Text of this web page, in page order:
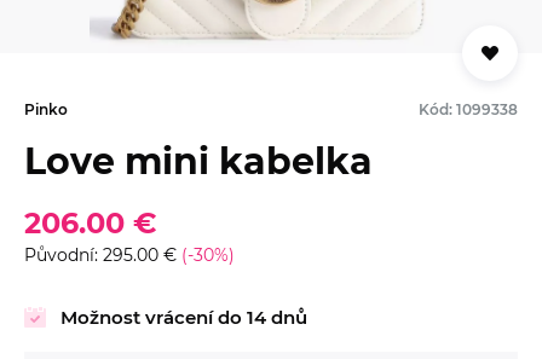
Pinko Kód: 1099338
Love mini kabelka
206.00 €
Původní: 295.00 € (-30%)
Možnost vrácení do 14 dnů